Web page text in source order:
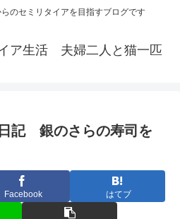
のセミリタイアを目指すブログです
ア生活 夫婦二人と猫一匹
記 銀のさらの寿司を
Facebook はてブ